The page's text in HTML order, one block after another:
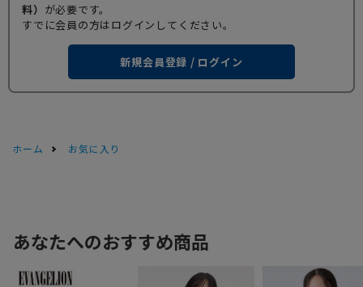
料） が必要です。
すでに会員の方はログインしてください。
新規会員登録 / ログイン
ホーム お気に入り